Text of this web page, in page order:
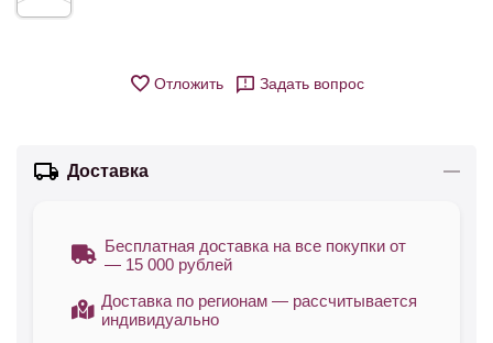
Отложить Задать вопрос
Доставка
Бесплатная доставка на все покупки от
— 15 000 рублей
Доставка по регионам — рассчитывается
индивидуально